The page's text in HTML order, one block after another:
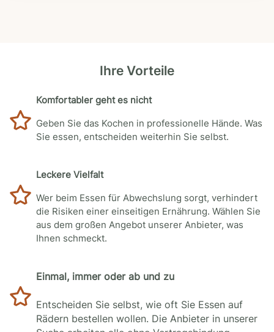
Ihre Vorteile
Komfortabler geht es nicht
Geben Sie das Kochen in professionelle Hände. Was
Sie essen, entscheiden weiterhin Sie selbst.
Leckere Vielfalt
Wer beim Essen für Abwechslung sorgt, verhindert
die Risiken einer einseitigen Ernährung. Wählen Sie
aus dem großen Angebot unserer Anbieter, was
Ihnen schmeckt.
Einmal, immer oder ab und zu
Entscheiden Sie selbst, wie oft Sie Essen auf
Rädern bestellen wollen. Die Anbieter in unserer